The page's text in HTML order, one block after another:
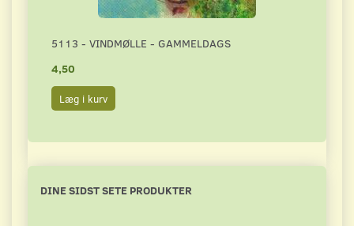
5113 - VINDMØLLE - GAMMELDAGS
4,50
Læg i kurv
DINE SIDST SETE PRODUKTER